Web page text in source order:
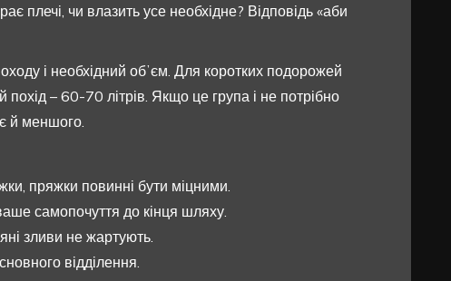
плечі, чи влазить усе необхідне? Відповідь «аби
і необхідний обʼєм. Для коротких подорожей
похід – 60-70 літрів. Якщо це група і не потрібно
й меншого.
пряжки повинні бути міцними.
самопочуття до кінця шляху.
зливи не жартують.
відділення.